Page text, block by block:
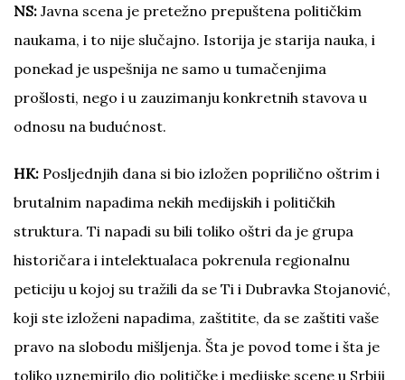
NS: Javna scena je pretežno prepuštena političkim
naukama, i to nije slučajno. Istorija je starija nauka, i
ponekad je uspešnija ne samo u tumačenjima
prošlosti, nego i u zauzimanju konkretnih stavova u
odnosu na budućnost.
HK: Posljednjih dana si bio izložen poprilično oštrim i
brutalnim napadima nekih medijskih i političkih
struktura. Ti napadi su bili toliko oštri da je grupa
historičara i intelektualaca pokrenula regionalnu
peticiju u kojoj su tražili da se Ti i Dubravka Stojanović,
koji ste izloženi napadima, zaštitite, da se zaštiti vaše
pravo na slobodu mišljenja. Šta je povod tome i šta je
toliko uznemirilo dio političke i medijske scene u Srbiji